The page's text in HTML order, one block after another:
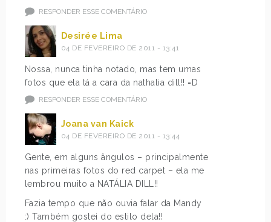
RESPONDER ESSE COMENTÁRIO
Desirée Lima
04 DE FEVEREIRO DE 2011 - 13:41
Nossa, nunca tinha notado, mas tem umas
fotos que ela tá a cara da nathalia dill!! =D
RESPONDER ESSE COMENTÁRIO
Joana van Kaick
04 DE FEVEREIRO DE 2011 - 13:44
Gente, em alguns ângulos – principalmente
nas primeiras fotos do red carpet – ela me
lembrou muito a NATÁLIA DILL!!
Fazia tempo que não ouvia falar da Mandy
:) Também gostei do estilo dela!!